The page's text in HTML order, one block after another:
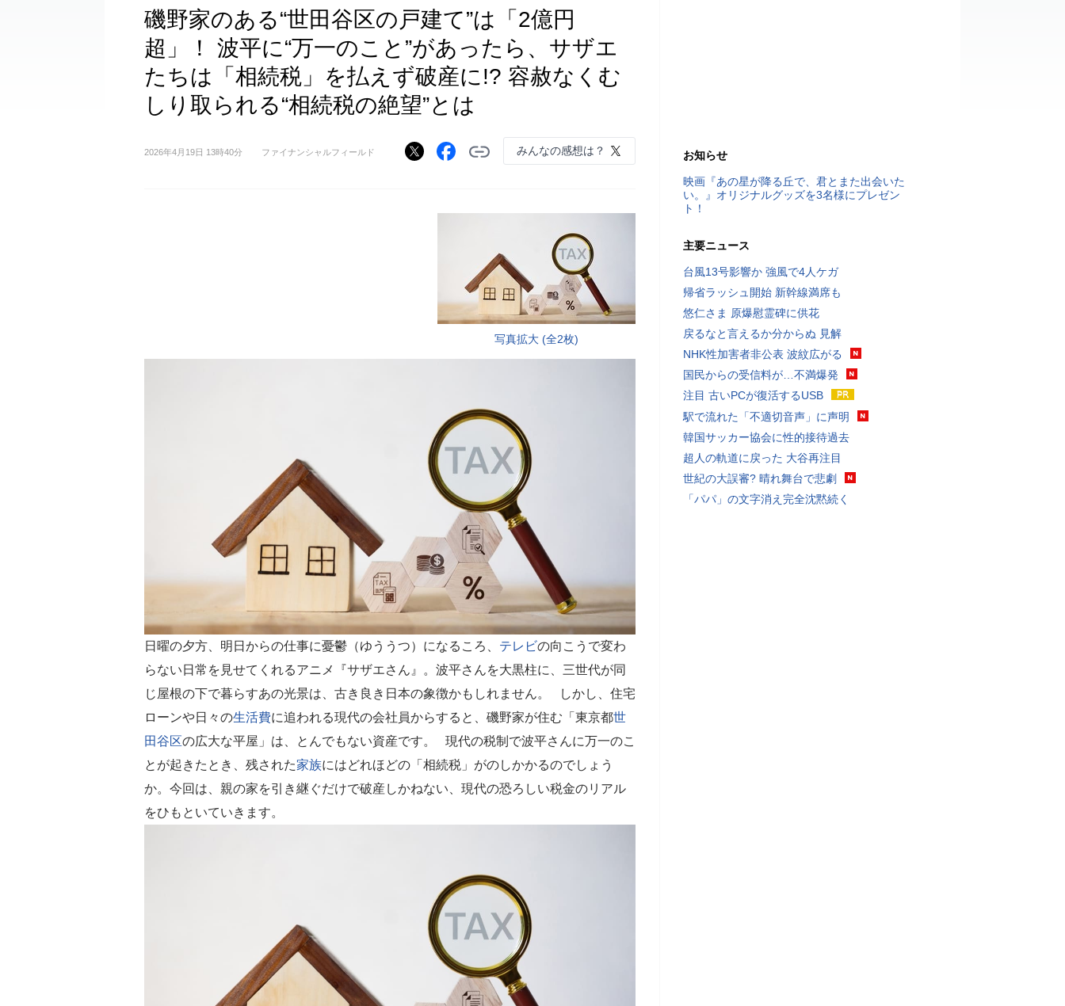
磯野家のある“世田谷区の戸建て”は「2億円
超」！ 波平に“万一のこと”があったら、サザエ
たちは「相続税」を払えず破産に!? 容赦なくむ
しり取られる“相続税の絶望”とは
2026年4月19日 13時40分 ファイナンシャルフィールド みんなの感想は？
写真拡大 (全2枚)
日曜の夕方、明日からの仕事に憂鬱（ゆううつ）になるころ、 テレビの向こうで変わ
らない日常を見せてくれるアニメ『サザエさん』。波平さんを大黒柱に、三世代が同
じ屋根の下で暮らすあの光景は、古き良き日本の象徴かもしれません。 しかし、住宅
ローンや日々の生活費に追われる現代の会社員からすると、磯野家が住む「東京都世
田谷区の広大な平屋」は、とんでもない資産です。 現代の税制で波平さんに万一のこ
とが起きたとき、残された家族にはどれほどの「相続税」がのしかかるのでしょう
か。今回は、親の家を引き継ぐだけで破産しかねない、現代の恐ろしい税金のリアル
をひもといていきます。
お知らせ
映画『あの星が降る丘で、君とまた出会いた
い。』オリジナルグッズを3名様にプレゼン
ト！
主要ニュース
台風13号影響か 強風で4人ケガ
帰省ラッシュ開始 新幹線満席も
悠仁さま 原爆慰霊碑に供花
戻るなと言えるか分からぬ 見解
NHK性加害者非公表 波紋広がる
国民からの受信料が…不満爆発
注目 古いPCが復活するUSB
駅で流れた「不適切音声」に声明
韓国サッカー協会に性的接待過去
超人の軌道に戻った 大谷再注目
世紀の大誤審? 晴れ舞台で悲劇
「パパ」の文字消え完全沈黙続く